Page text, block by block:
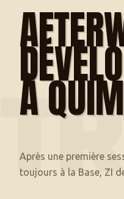
À
Après une première